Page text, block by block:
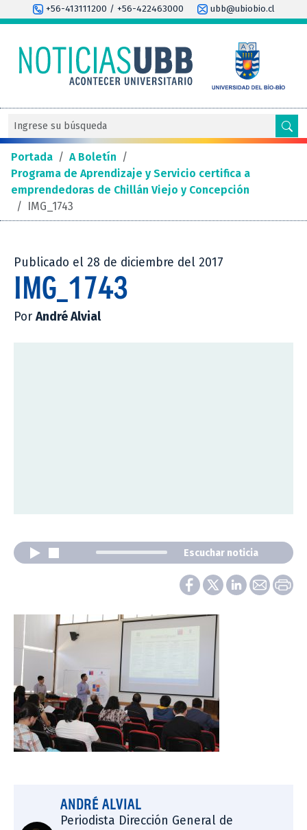
+56-413111200 / +56-422463000 ubb@ubiobio.cl
Portada / A Boletín /
Programa de Aprendizaje y Servicio certifica a
emprendedoras de Chillán Viejo y Concepción
/ IMG_1743
Publicado el 28 de diciembre del 2017
IMG_1743
Por André Alvial
Escuchar noticia
ANDRÉ ALVIAL
Periodista Dirección General de